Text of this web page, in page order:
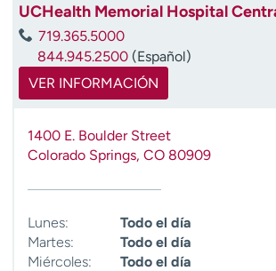
UCHealth Memorial Hospital
719.365.5000
844.945.2500 (Español)
VER INFORMACIÓN
1400 E. Boulder Street
Colorado Springs, CO 80909
Lunes:
Todo el día
Martes:
Todo el día
Miércoles:
Todo el día